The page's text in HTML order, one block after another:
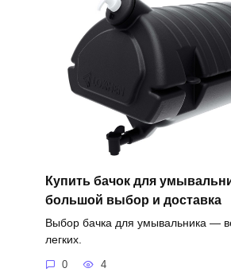
Купить бачок для
большой выбор и доставка
Выбор бачка для умывальника —
легких.
0 4